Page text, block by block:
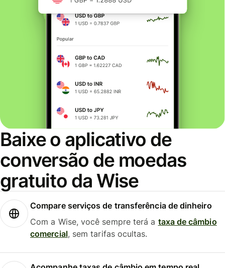
Baixe o aplicativo de
conversão de moedas
gratuito da Wise
Compare serviços de transferência de dinheiro
Com a Wise, você sempre terá a taxa de câmbio
comercial, sem tarifas ocultas.